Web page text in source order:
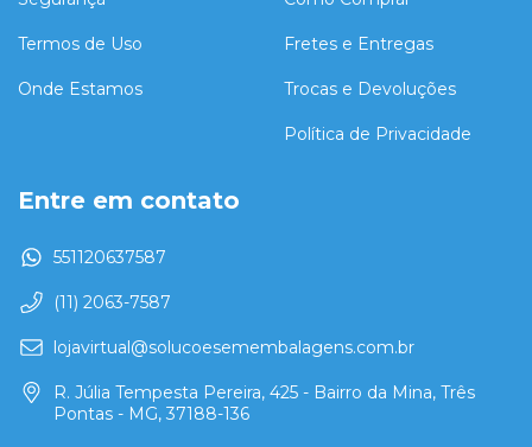
Termos de Uso
Onde Estamos
Fretes e Entregas
Trocas e Devoluções
Política de Privacidade
Entre em contato
551120637587
(11) 2063-7587
lojavirtual@solucoesemembalagens.com.br
R. Júlia Tempesta Pereira, 425 - Bairro da Mina, Três
Pontas - MG, 37188-136